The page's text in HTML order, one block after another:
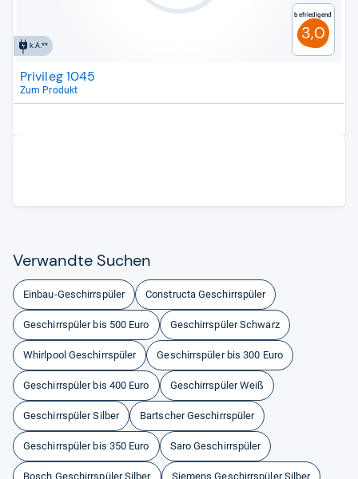
k.A.**
Befriedigend
3,0
Privileg 1045
Zum Produkt
Ver­wandte Suchen
Einbau-Geschirrspüler Constructa Geschirrspüler
Geschirrspüler bis 500 Euro Geschirrspüler Schwarz
Whirlpool Geschirrspüler Geschirrspüler bis 300 Euro
Geschirrspüler bis 400 Euro Geschirrspüler Weiß
Geschirrspüler Silber Bartscher Geschirrspüler
Geschirrspüler bis 350 Euro Saro Geschirrspüler
Bosch Geschirrspüler Silber Siemens Geschirrspüler Silber